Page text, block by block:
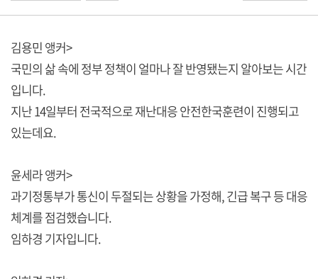
김용민 앵커>
국민의 삶 속에 정부 정책이 얼마나 잘 반영됐는지 알아보는 시간
입니다.
지난 14일부터 전국적으로 재난대응 안전한국훈련이 진행되고
있는데요.
윤세라 앵커>
과기정통부가 통신이 두절되는 상황을 가정해, 긴급 복구 등 대응
체계를 점검했습니다.
임하경 기자입니다.